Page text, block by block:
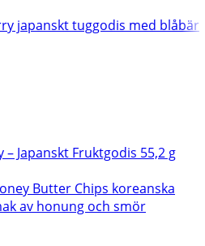
– Japanskt Fruktgodis 55,2 g